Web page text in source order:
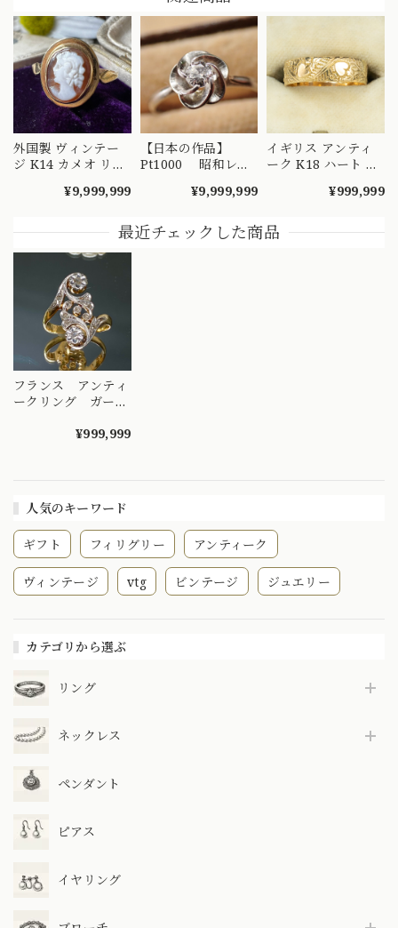
人気のキーワード
ギフト フィリグリー アンティーク
ヴィンテージ vtg ビンテージ ジュエリー
カテゴリから選ぶ
リング
ネックレス
ペンダント
ピアス
イヤリング
外国製 ヴィンテー
ジ K14 カメオ リン
しめるようなデザイ
¥9,999,999
【日本の作品】
Pt1000 昭和レト
リング 捻り梅
り 吉祥文様 ～
楚々とした可憐な華
¥9,999,999
イギリス アンティ
ーク K18 ハート エ
り リング 1908年 バ
ーディアン 全周彫
刻 総柄 MR00841
¥999,999
最近チェックした商品
フランス アンティ
ークリング ガーラ
エモア 永遠の愛の
¥999,999